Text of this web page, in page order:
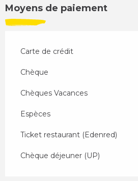
Moyens de paiement
Carte de crédit
Chèque
Chèques Vacances
Espèces
Ticket restaurant (Edenred)
Chèque déjeuner (UP)